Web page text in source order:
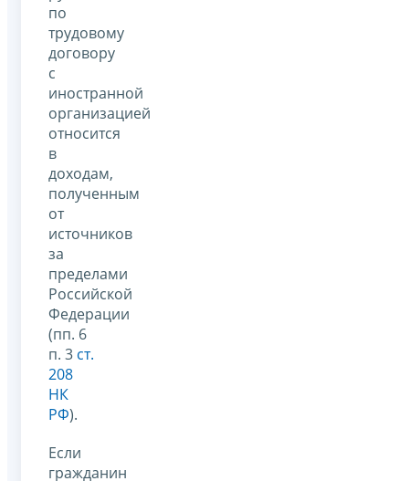
по
трудовому
договору
с
иностранной
организацией
относится
в
доходам,
полученным
от
источников
за
пределами
Российской
Федерации
(пп. 6
п. 3 ст.
208
НК
РФ).
Если
гражданин